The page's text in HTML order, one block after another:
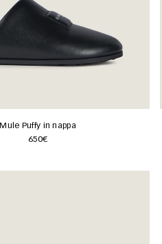
Mule Puffy in nappa
650€